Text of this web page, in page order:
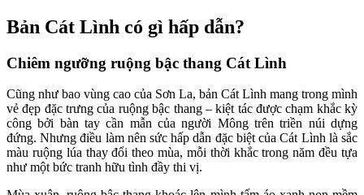
Bản Cát Lình có gì hấp dẫn?
Chiêm ngưỡng ruộng bậc thang Cát Lình
Cũng như bao vùng cao của Sơn La, bản Cát Lình mang trong mình
vẻ đẹp đặc trưng của ruộng bậc thang – kiệt tác được chạm khắc kỳ
công bởi bàn tay cần mẫn của người Mông trên triền núi dựng
đứng. Nhưng điều làm nên sức hấp dẫn đặc biệt của Cát Lình là sắc
màu ruộng lúa thay đổi theo mùa, mỗi thời khắc trong năm đều tựa
như một bức tranh hữu tình đầy thi vị.